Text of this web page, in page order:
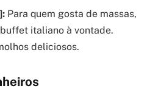
Para quem gosta de massas,
italiano à vontade.
deliciosos.